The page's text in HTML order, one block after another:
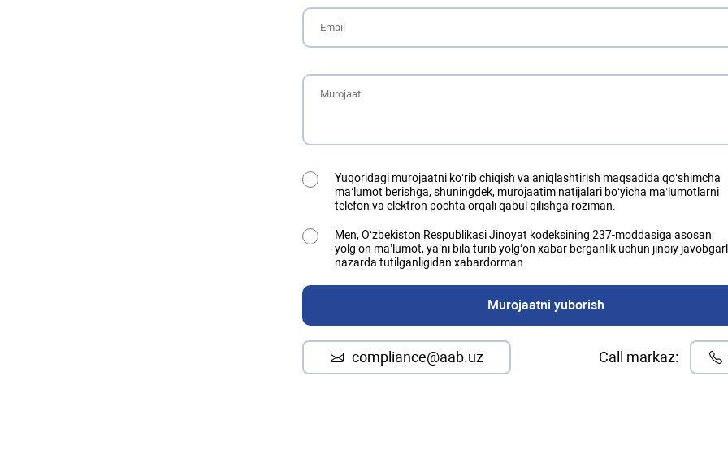
Yuqoridagi murojaatni ko‘rib chiqish va aniqlashtirish maqsadida qo‘shimcha
ma’lumot berishga, shuningdek, murojaatim natijalari bo‘yicha ma’lumotlarni
telefon va elektron pochta orqali qabul qilishga roziman.
Men, O‘zbekiston Respublikasi Jinoyat kodeksining 237-moddasiga asosan
yolg‘on ma’lumot, ya’ni bila turib yolg‘on xabar berganlik uchun jinoiy
nazarda tutilganligidan xabardorman.
Murojaatni yuborish
compliance@aab.uz Call markaz: